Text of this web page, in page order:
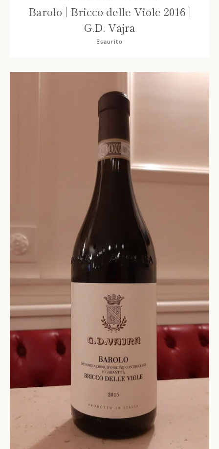
Barolo | Bricco delle Viole 2016 |
G.D. Vajra
Esaurito